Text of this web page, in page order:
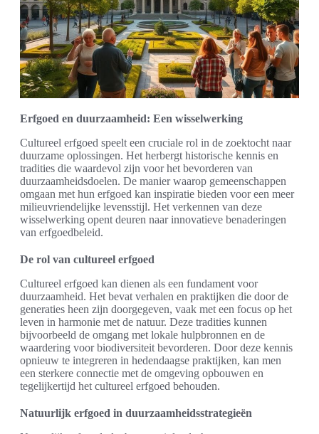
Erfgoed en duurzaamheid: Een wisselwerking
Cultureel erfgoed speelt een cruciale rol in de zoektocht naar
duurzame oplossingen. Het herbergt historische kennis en
tradities die waardevol zijn voor het bevorderen van
duurzaamheidsdoelen. De manier waarop gemeenschappen
omgaan met hun erfgoed kan inspiratie bieden voor een meer
milieuvriendelijke levensstijl. Het verkennen van deze
wisselwerking opent deuren naar innovatieve benaderingen
van erfgoedbeleid.
De rol van cultureel erfgoed
Cultureel erfgoed kan dienen als een fundament voor
duurzaamheid. Het bevat verhalen en praktijken die door de
generaties heen zijn doorgegeven, vaak met een focus op het
leven in harmonie met de natuur. Deze tradities kunnen
bijvoorbeeld de omgang met lokale hulpbronnen en de
waardering voor biodiversiteit bevorderen. Door deze kennis
opnieuw te integreren in hedendaagse praktijken, kan men
een sterkere connectie met de omgeving opbouwen en
tegelijkertijd het cultureel erfgoed behouden.
Natuurlijk erfgoed in duurzaamheidsstrategieën